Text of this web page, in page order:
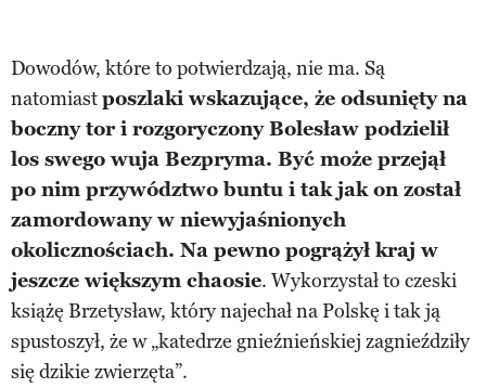
Dowodów, które to potwierdzają, nie ma. Są
natomiastposzlaki wskazujące, że odsunięty na
boczny tor i rozgoryczony Bolesław podzielił
los swego wuja Bezpryma. Być może przejął
po nim przywództwo buntu i tak jak on został
zamordowany w niewyjaśnionych
okolicznościach. Na pewno pogrążył kraj w
jeszcze większym chaosie. Wykorzystał to czeski
książę Brzetysław, który najechał na Polskę i tak ją
spustoszył, że w „katedrze gnieźnieńskiej zagnieździły
się dzikie zwierzęta”.